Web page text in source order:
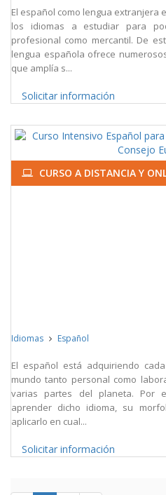
El español como lengua extranjera
los idiomas a estudiar para
profesional como mercantil. De
lengua española ofrece
que amplía s...
Solicitar información
CURSO A DISTANCIA Y
Idiomas Español
El español está adquiriendo
mundo tanto personal como
varias partes del planeta. Por
aprender dicho idioma, su
aplicarlo en cual...
Solicitar información